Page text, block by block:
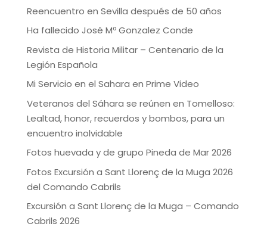
Reencuentro en Sevilla después de 50 años
Ha fallecido José Mº Gonzalez Conde
Revista de Historia Militar – Centenario de la
Legión Española
Mi Servicio en el Sahara en Prime Video
Veteranos del Sáhara se reúnen en Tomelloso:
Lealtad, honor, recuerdos y bombos, para un
encuentro inolvidable
Fotos huevada y de grupo Pineda de Mar 2026
Fotos Excursión a Sant Llorenç de la Muga 2026
del Comando Cabrils
Excursión a Sant Llorenç de la Muga – Comando
Cabrils 2026